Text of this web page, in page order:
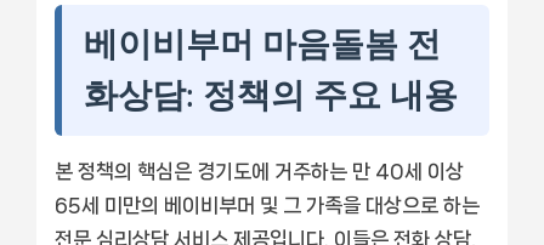
베이비부머 마음돌봄 전
화상담: 정책의 주요 내용
본 정책의 핵심은 경기도에 거주하는 만 40세 이상
65세 미만의 베이비부머 및 그 가족을 대상으로 하는
전문 심리상담 서비스 제공입니다. 이들은 전화 상담,